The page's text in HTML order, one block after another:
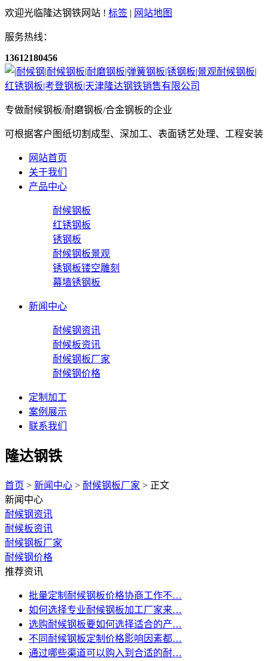
欢迎光临隆达钢铁网站 ! 标签 | 网站地图
服务热线：
13612180456
专做耐候钢板/耐磨钢板/合金钢板的企业
可根据客户图纸切割成型、深加工、表面锈艺处理、工程安装
网站首页
关于我们
产品中心
耐候钢板
红锈钢板
锈钢板
耐候钢板景观
锈钢板镂空雕刻
幕墙锈钢板
新闻中心
耐候钢资讯
耐候板资讯
耐候钢板厂家
耐候钢价格
定制加工
案例展示
联系我们
隆达钢铁
首页 > 新闻中心 > 耐候钢板厂家 > 正文
新闻中心
耐候钢资讯
耐候板资讯
耐候钢板厂家
耐候钢价格
推荐资讯
批量定制耐候钢板价格协商工作不…
如何选择专业耐候钢板加工厂家来…
选购耐候钢板要如何选择适合的产…
不同耐候钢板定制价格影响因素都…
通过哪些渠道可以购入到合适的耐…